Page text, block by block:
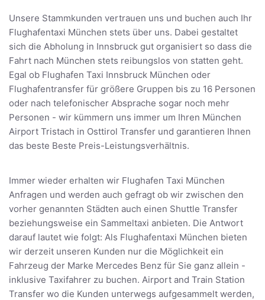
Unsere Stammkunden vertrauen uns und buchen auch Ihr
Flughafentaxi München stets über uns. Dabei gestaltet
sich die Abholung in Innsbruck gut organisiert so dass die
Fahrt nach München stets reibungslos von statten geht.
Egal ob Flughafen Taxi Innsbruck München oder
Flughafentransfer für größere Gruppen bis zu 16 Personen
oder nach telefonischer Absprache sogar noch mehr
Personen - wir kümmern uns immer um Ihren München
Airport Tristach in Osttirol Transfer und garantieren Ihnen
das beste Beste Preis-Leistungsverhältnis.
Immer wieder erhalten wir Flughafen Taxi München
Anfragen und werden auch gefragt ob wir zwischen den
vorher genannten Städten auch einen Shuttle Transfer
beziehungsweise ein Sammeltaxi anbieten. Die Antwort
darauf lautet wie folgt: Als Flughafentaxi München bieten
wir derzeit unseren Kunden nur die Möglichkeit ein
Fahrzeug der Marke Mercedes Benz für Sie ganz allein -
inklusive Taxifahrer zu buchen. Airport and Train Station
Transfer wo die Kunden unterwegs aufgesammelt werden,